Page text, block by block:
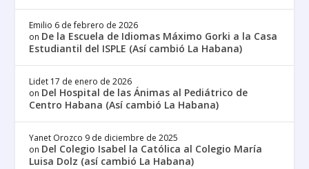
Emilio 6 de febrero de 2026
on De la Escuela de Idiomas Máximo Gorki a la Casa
Estudiantil del ISPLE (Así cambió La Habana)
Lidet 17 de enero de 2026
on Del Hospital de las Ánimas al Pediátrico de
Centro Habana (Así cambió La Habana)
Yanet Orozco 9 de diciembre de 2025
on Del Colegio Isabel la Católica al Colegio María
Luisa Dolz (así cambió La Habana)